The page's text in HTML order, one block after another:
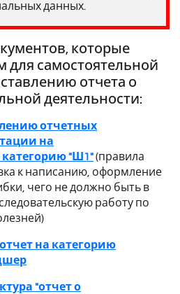
данных.
которые
для самостоятельной
отчета о
деятельности:
отчетных
на
"Ш1"(правила
к написанию, оформление
чего не должно быть в
работу по
на категорию
"отчет о